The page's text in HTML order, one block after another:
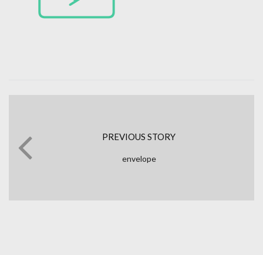
PREVIOUS STORY
envelope